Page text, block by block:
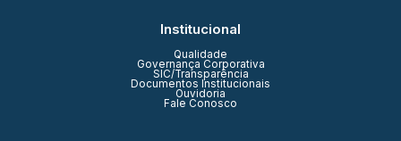
Institucional
Qualidade
Governança Corporativa
SIC/Transparência
Documentos Institucionais
Ouvidoria
Fale Conosco